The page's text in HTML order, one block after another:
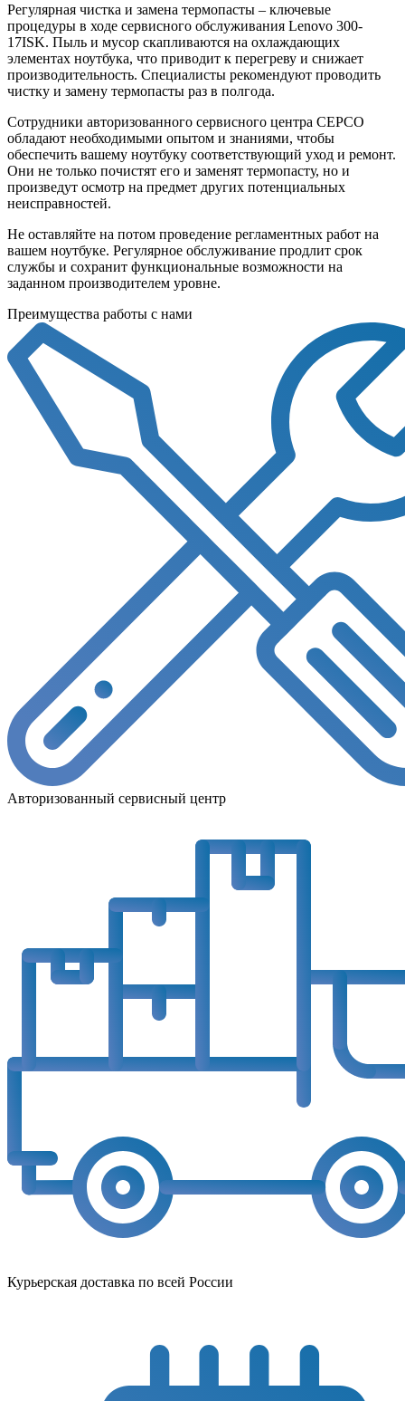
Регулярная чистка и замена термопасты – ключевые
процедуры в ходе сервисного обслуживания Lenovo 300-
17ISK. Пыль и мусор скапливаются на охлаждающих
элементах ноутбука, что приводит к перегреву и снижает
производительность. Специалисты рекомендуют проводить
чистку и замену термопасты раз в полгода.
Сотрудники авторизованного сервисного центра СЕРСО
обладают необходимыми опытом и знаниями, чтобы
обеспечить вашему ноутбуку соответствующий уход и ремонт.
Они не только почистят его и заменят термопасту, но и
произведут осмотр на предмет других потенциальных
неисправностей.
Не оставляйте на потом проведение регламентных работ на
вашем ноутбуке. Регулярное обслуживание продлит срок
службы и сохранит функциональные возможности на
заданном производителем уровне.
Преимущества работы с нами
Авторизованный сервисный центр
Курьерская доставка по всей России